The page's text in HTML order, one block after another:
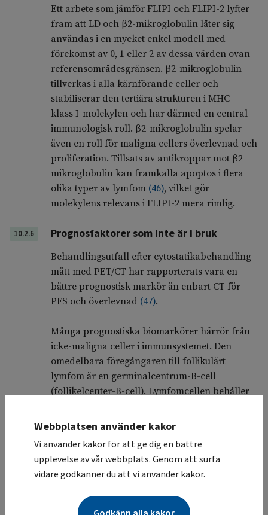
Ett arbete som jämför FLIPI och FLIPI-2 lyfter
fram att LD och β2-mikroglobulin låter sig
användas i en mycket enkel modell med
förekomst av 0, 1 eller 2 av dessa värden ovan
referensområdesgränsen. β2-mikroglobulin
tillverkas i alla kärnförande celler och
stabiliserar den tertiära strukturen i MHC
klass I-molekylen och har därmed en central
immunologisk roll. β2-mikroglobulin spelar
även en roll för maligna cellers överlevnad och
proliferation. Tillsats av antikroppar mot β2-
mikroglobulin kan framkalla apoptos i flera
olika typer av lymfom (46), vilket gör
molekylens relevans i FLIPI-2 mera rimlig.
10.2.6 Prognosfaktorer som inte är i bruk
Behandlingsutfall efter cytostatikabehandling
mätt med PET/CT har rapporterats vara en
bättre prognostisk markör än enbart CT för
PFS och överlevnad (47).
Många prognostiska biomarkörer härrör från
icke-maligna celler i immunsystemet. Den
omedelbara föregångaren till follikulärt
lymfom är en germinalcentrum-B-cell
(follikelcenter-B-cell). Lymfomcellen behåller
egenskaper, t.ex. en germinalcentrum-B-
CD23 men inte CD5) samt ett kvarvarande
beroende av den immunologiska mikromiljön.
Både germinalcentrum-B-celler och follikulärt
lymfom-cellers överlevnad gynnas av
monocyter, follikulära hjälpar-T-celler
Webbplatsen använder kakor
Vi använder kakor för att ge dig en bättre
upplevelse av vår webbplats. Genom att surfa
vidare godkänner du att vi använder kakor.
Godkänn alla kakor